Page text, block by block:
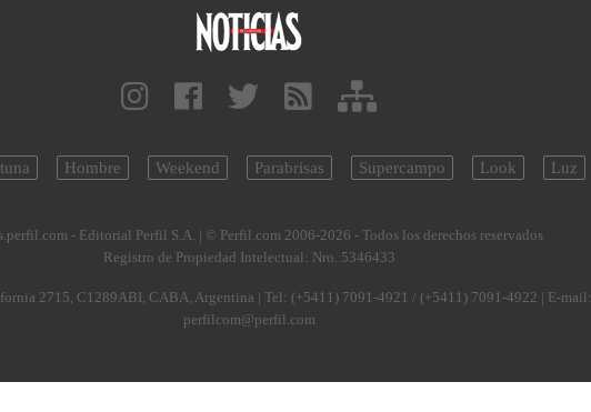
Hombre Weekend Parabrisas Supercampo Look Luz
- Editorial Perfil S.A. | © Perfil.com 2006-2026 - Todos los derechos reservados
Registro de Propiedad Intelectual: Nro. 5346433
2715, C1289ABI, CABA, Argentina | Tel: (+5411) 7091-4921 / (+5411) 7091-4922 | E-mail:
perfilcom@perfil.com